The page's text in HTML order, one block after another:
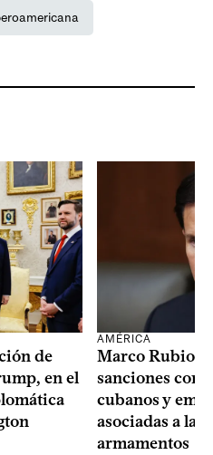
de
en el
AMÉRICA
Marco Rubio
sanciones
cubanos y
asociadas a la
armamentos